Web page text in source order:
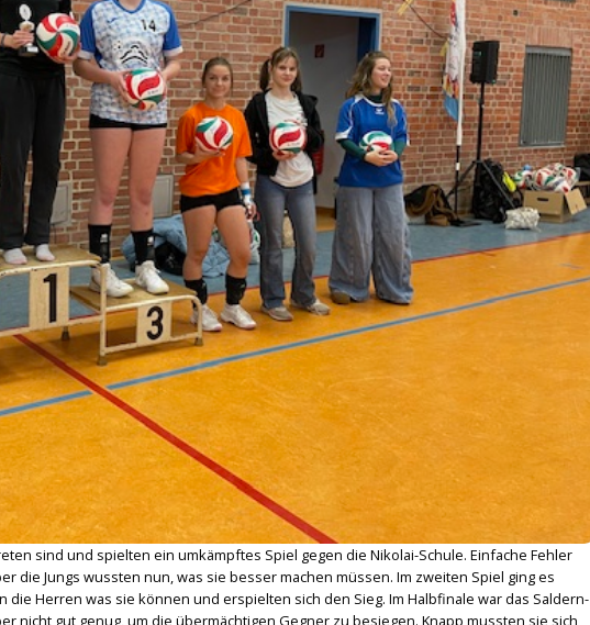
sind und spielten ein umkämpftes Spiel gegen die Nikolai-Schule. Einfache Fehler
die Jungs wussten nun, was sie besser machen müssen. Im zweiten Spiel ging es
die Herren was sie können und erspielten sich den Sieg. Im Halbfinale war das Saldern-
nicht gut genug, um die übermächtigen Gegner zu besiegen. Knapp mussten sie sich